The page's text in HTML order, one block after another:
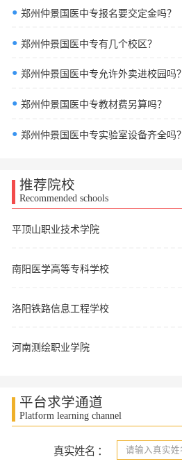
● 郑州仲景国医中专报名要交定金吗？
● 郑州仲景国医中专有几个校区？
● 郑州仲景国医中专允许外卖进校园吗？
● 郑州仲景国医中专教材费另算吗？
● 郑州仲景国医中专实验室设备齐全吗？
推荐院校
Recommended schools
平顶山职业技术学院
南阳医学高等专科学校
洛阳铁路信息工程学校
河南测绘职业学院
平台求学通道
Platform learning channel
真实姓名 ：